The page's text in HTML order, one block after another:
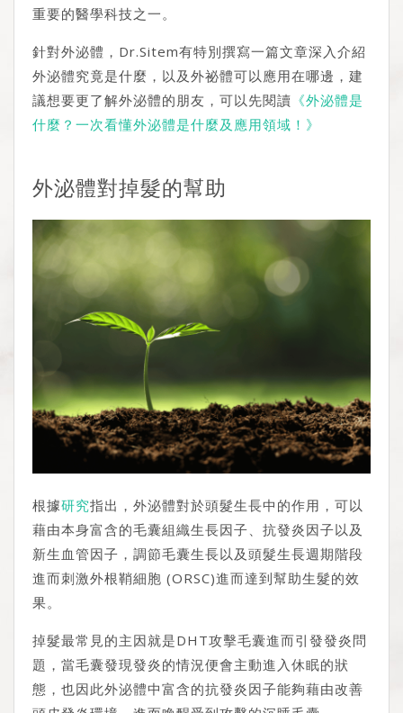
重要的醫學科技之一。
針對外泌體，Dr.Sitem有特別撰寫一篇文章深入介紹
外泌體究竟是什麼，以及外祕體可以應用在哪邊，建
議想要更了解外泌體的朋友，可以先閱讀 《外泌體是
什麼？一次看懂外泌體是什麼及應用領域！》
外泌體對掉髮的幫助
根據研究指出，外泌體對於頭髮生長中的作用，可以
藉由本身富含的毛囊組織生長因子、抗發炎因子以及
新生血管因子，調節毛囊生長以及頭髮生長週期階段
進而刺激外根鞘細胞 (ORSC)進而達到幫助生髮的效
果。
掉髮最常見的主因就是DHT攻擊毛囊進而引發發炎問
題，當毛囊發現發炎的情況便會主動進入休眠的狀
態，也因此外泌體中富含的抗發炎因子能夠藉由改善